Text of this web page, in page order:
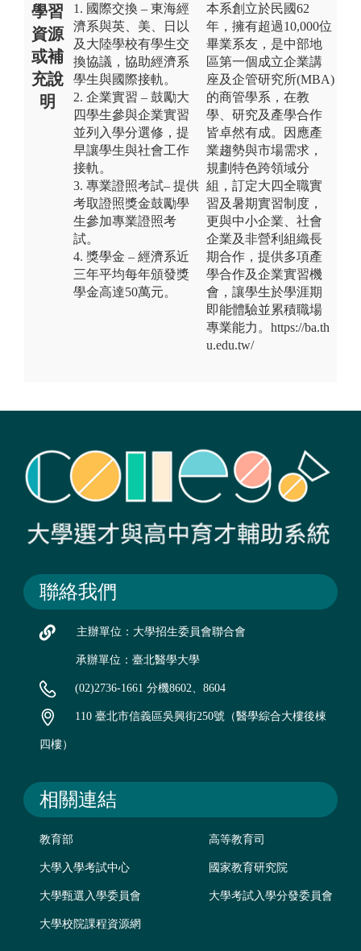
學習
資源
或補
充說
明
1. 國際交換 – 東海經
濟系與英、美、日以
及大陸學校有學生交
換協議，協助經濟系
學生與國際接軌。
2. 企業實習 – 鼓勵大
四學生參與企業實習
並列入學分選修，提
早讓學生與社會工作
接軌。
3. 專業證照考試– 提供
考取證照獎金鼓勵學
生參加專業證照考
試。
4. 獎學金 – 經濟系近
三年平均每年頒發獎
學金高達50萬元。
本系創立於民國62
年，擁有超過10,000位
畢業系友，是中部地
區第一個成立企業講
座及企管研究所(MBA)
的商管學系，在教
學、研究及產學合作
皆卓然有成。因應產
業趨勢與市場需求，
規劃特色跨領域分
組，訂定大四全職實
習及暑期實習制度，
更與中小企業、社會
企業及非營利組織長
期合作，提供多項產
學合作及企業實習機
會，讓學生於學涯期
即能體驗並累積職場
專業能力。https://ba.th
u.edu.tw/
聯絡我們
主辦單位：大學招生委員會聯合會
承辦單位：臺北醫學大學
(02)2736-1661 分機8602、8604
110 臺北市信義區吳興街250號（醫學綜合大樓後棟
四樓）
相關連結
教育部 高等教育司
大學入學考試中心 國家教育研究院
大學甄選入學委員會 大學考試入學分發委員會
大學校院課程資源網